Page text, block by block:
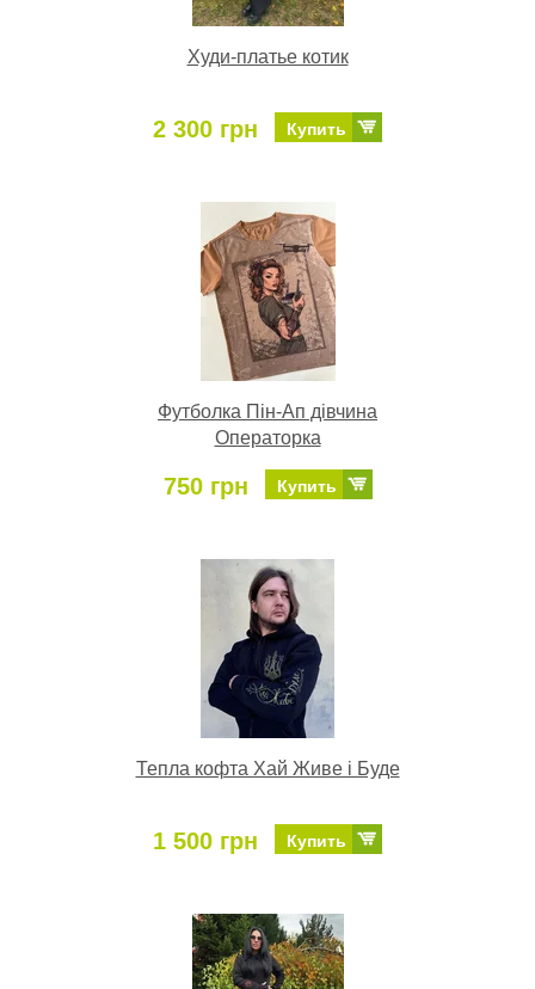
Худи-платье котик
2 300 грн Купить
Футболка Пін-Ап дівчина
Операторка
750 грн Купить
Тепла кофта Хай Живе і Буде
1 500 грн Купить